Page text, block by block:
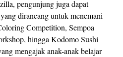
pengunjung juga dapat
dirancang untuk menemani
Competition, Sempoa
hingga Kodomo Sushi
mengajak anak-anak belajar